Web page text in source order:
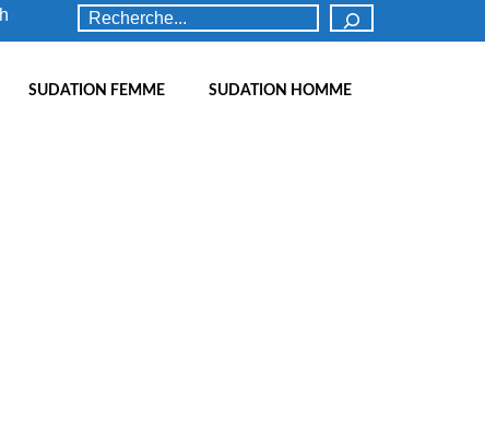
Rechercher
SUDATION FEMME SUDATION HOMME